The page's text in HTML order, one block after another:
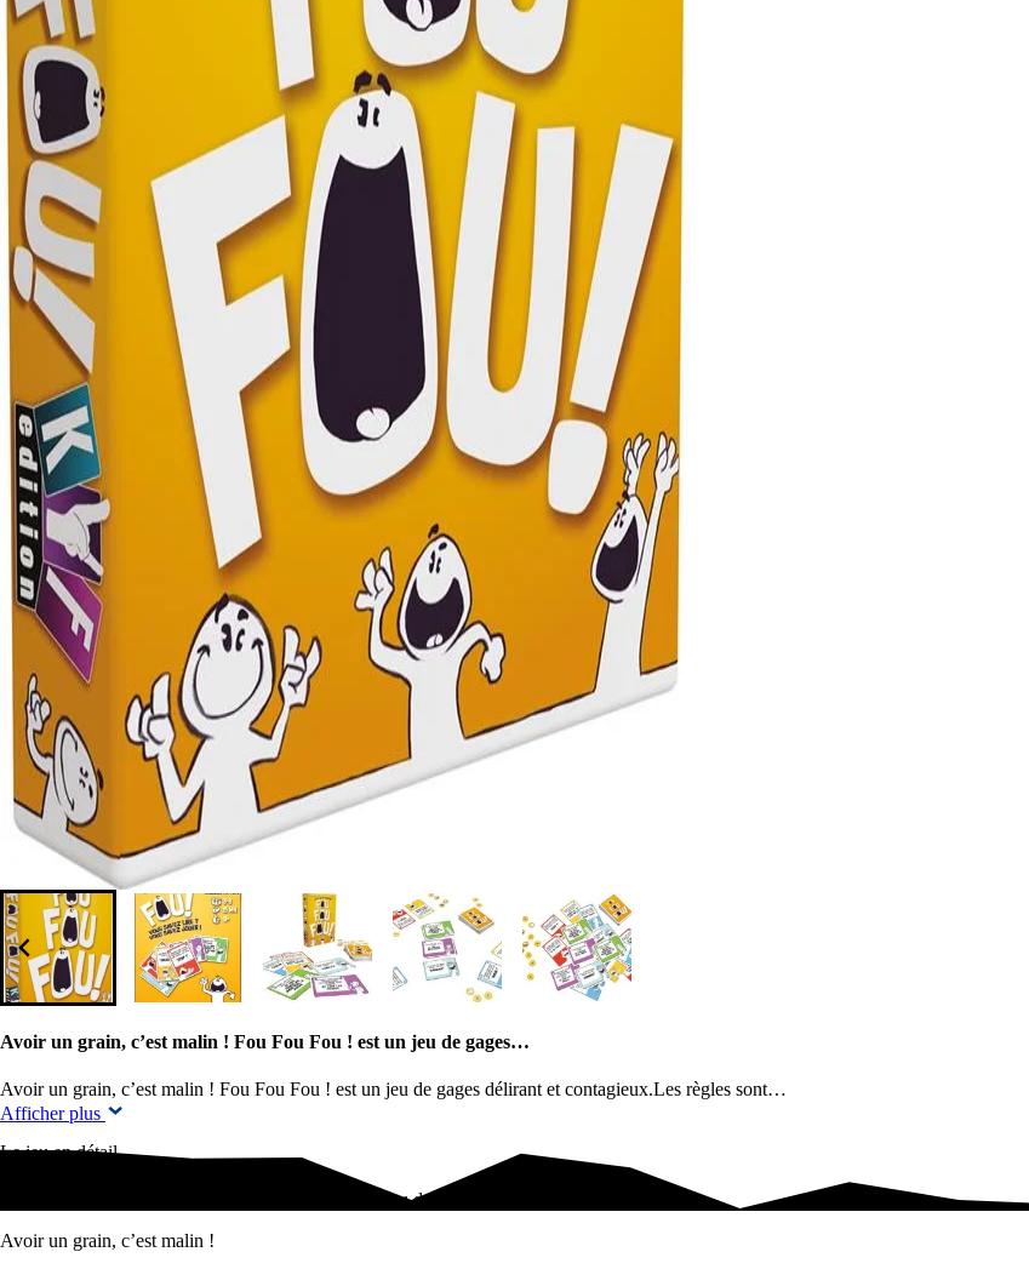
Avoir un grain, c’est malin ! Fou Fou Fou ! est un jeu de gages…
Avoir un grain, c’est malin ! Fou Fou Fou ! est un jeu de gages délirant et contagieux.Les règles sont…
Afficher plus
Le jeu en détail
Avoir un grain, c’est malin ! Fou Fou Fou ! est un jeu de gages…
Avoir un grain, c’est malin !